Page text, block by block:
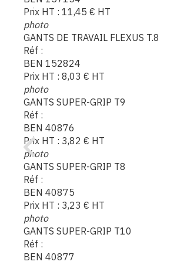
Prix HT : 11,45 € HT
photo
GANTS DE TRAVAIL FLEXUS T.8
Réf :
BEN 152824
Prix HT : 8,03 € HT
photo
GANTS SUPER-GRIP T9
Réf :
BEN 40876
Prix HT : 3,82 € HT
photo
GANTS SUPER-GRIP T8
Réf :
BEN 40875
Prix HT : 3,23 € HT
photo
GANTS SUPER-GRIP T10
Réf :
BEN 40877